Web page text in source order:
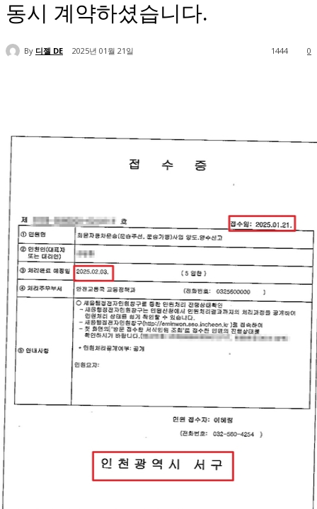
동시 계약하셨습니다.
By 디젤 DE 2025년 01월 21일 0
1444